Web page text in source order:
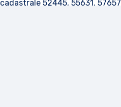
cadastrale 52445, 55631, 57657